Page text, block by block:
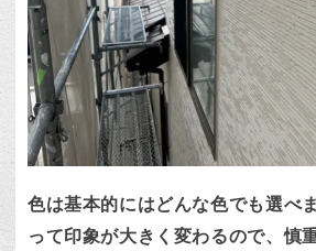
色は基本的にはどんな色でも選べ
って印象が大きく変わるので、慎